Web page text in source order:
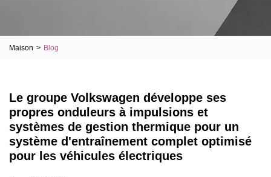
Maison > Blog
Le groupe Volkswagen développe ses
propres onduleurs à impulsions et
systèmes de gestion thermique pour un
système d'entraînement complet optimisé
pour les véhicules électriques